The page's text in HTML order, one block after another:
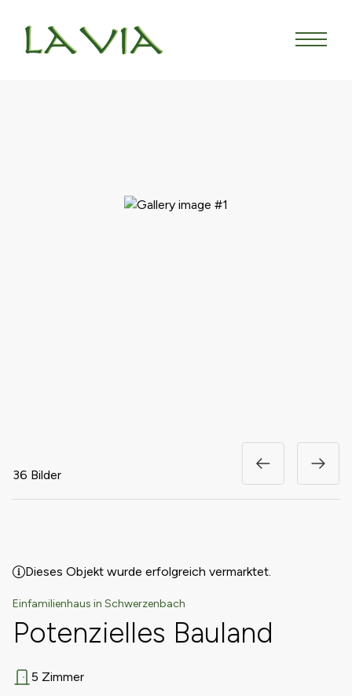
36 Bilder
Dieses Objekt wurde erfolgreich vermarktet.
Einfamilienhaus in Schwerzenbach
Potenzielles Bauland
Anzahl Zimmer
5 Zimmer